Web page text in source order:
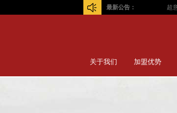
最新公告： 超意兴
关于我们 加盟优势